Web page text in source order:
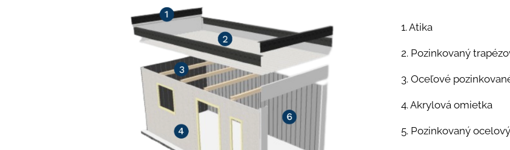
1. Atika
2. Pozinkovaný
3. Oceľové
4. Akrylová omietka
5. Pozinkovaný